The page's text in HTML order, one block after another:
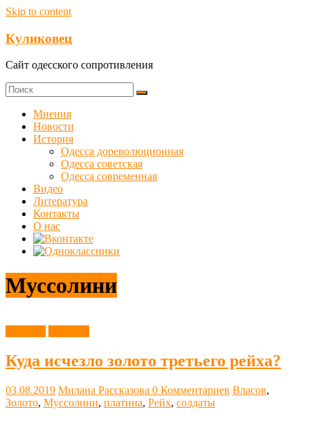
Skip to content
Куликовец
Сайт одесского сопротивления
Мнения
Новости
История
Одесса дореволюционная
Одесса советская
Одесса современная
Видео
Литература
Контакты
О нас
Муссолини
Куда исчезло золото третьего рейха?
03.08.2019 Милана Рассказова 0 Комментариев Власов,
Золото, Муссолини, платина, Рейх, солдаты